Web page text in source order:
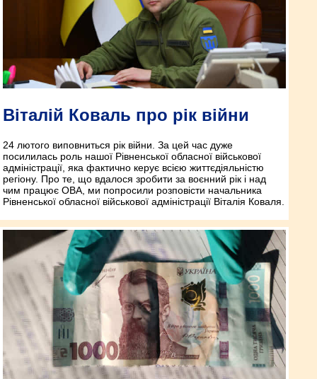
Віталій Коваль про рік війни
24 лютого виповниться рік війни. За цей час дуже
посилилась роль нашої Рівненської обласної військової
адміністрації, яка фактично керує всією життєдіяльністю
регіону. Про те, що вдалося зробити за воєнний рік і над
чим працює ОВА, ми попросили розповісти начальника
Рівненської обласної військової адміністрації Віталія Коваля.